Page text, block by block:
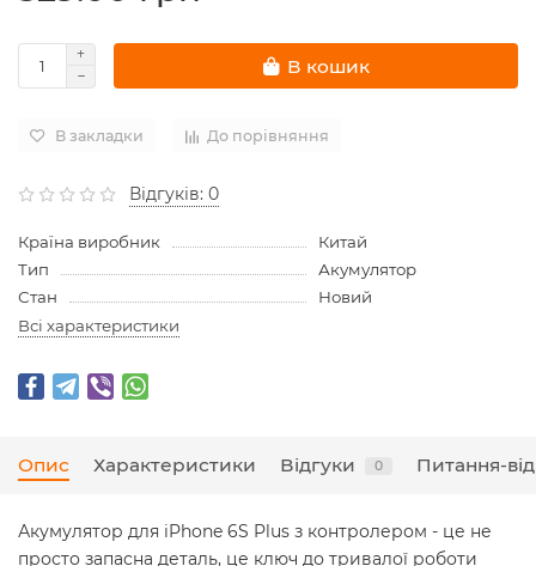
В кошик
В закладки До порівняння
Відгуків: 0
Країна виробник
Китай
Тип
Акумулятор
Стан
Новий
Всі характеристики
Опис Характеристики Відгуки 0 Питання-
Акумулятор для iPhone 6S Plus з контролером - це не
просто запасна деталь, це ключ до тривалої роботи